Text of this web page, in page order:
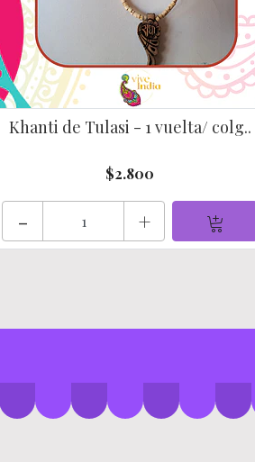
Khanti de Tulasi - 1 vuelta/ colg..
$2.800
- +